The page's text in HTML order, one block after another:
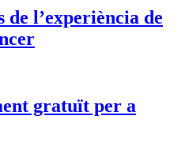
de l’experiència de
gratuït per a